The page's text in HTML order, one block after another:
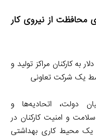
محافظت از نیروی کار
۵٫۸ میلیون دلار به کارکنان مراکز تولید و
یک شرکت تعاونی
دولت، اتحادیه‌ها و
و امنیت کارکنان در
۱۹ و ایجاد یک محیط کاری بهداشتی